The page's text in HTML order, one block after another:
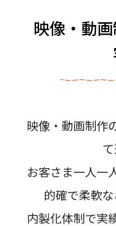
映像・動
映像・動画制作
お客さま一人一
的確で柔軟な
内製化体制で実